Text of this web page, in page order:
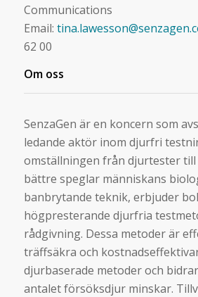
Communications
Email:
62 00
Om oss
SenzaGen är en koncern som
ledande aktör inom djurfri
omställningen från djurtester till
bättre speglar människans
banbrytande teknik, erbjuder
högpresterande djurfria
rådgivning. Dessa metoder är
träffsäkra och
djurbaserade metoder och
antalet försöksdjur minskar.